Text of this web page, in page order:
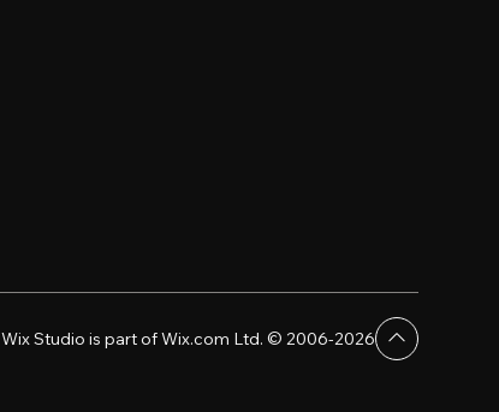
Wix Studio is part of Wix.com Ltd. © 2006-2026